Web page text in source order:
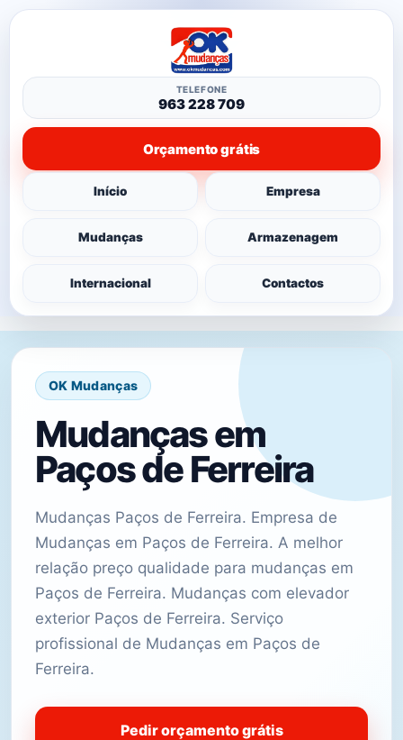
Início Empresa
Mudanças Armazenagem
Internacional Contactos
TELEFONE
963 228 709
Orçamento grátis
OK Mudanças
Mudanças em
Paços de Ferreira
Mudanças Paços de Ferreira. Empresa de
Mudanças em Paços de Ferreira. A melhor
relação preço qualidade para mudanças em
Paços de Ferreira. Mudanças com elevador
exterior Paços de Ferreira. Serviço
profissional de Mudanças em Paços de
Ferreira.
Pedir orçamento grátis